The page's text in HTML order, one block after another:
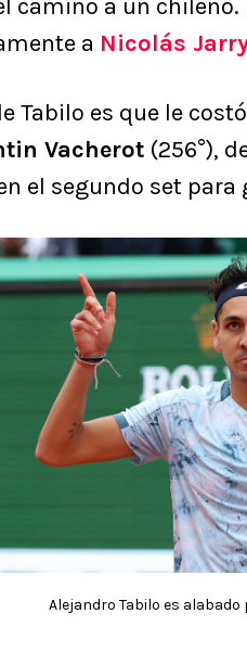
camino a un
a Nicolás
Tabilo es que le
Vacherot (256°),
el segundo set para
Alejandro Tabilo es